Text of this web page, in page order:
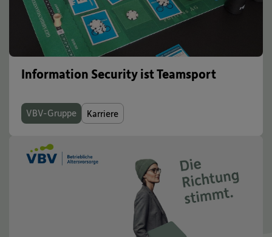
Information Security ist Teamsport
VBV-Gruppe Karriere